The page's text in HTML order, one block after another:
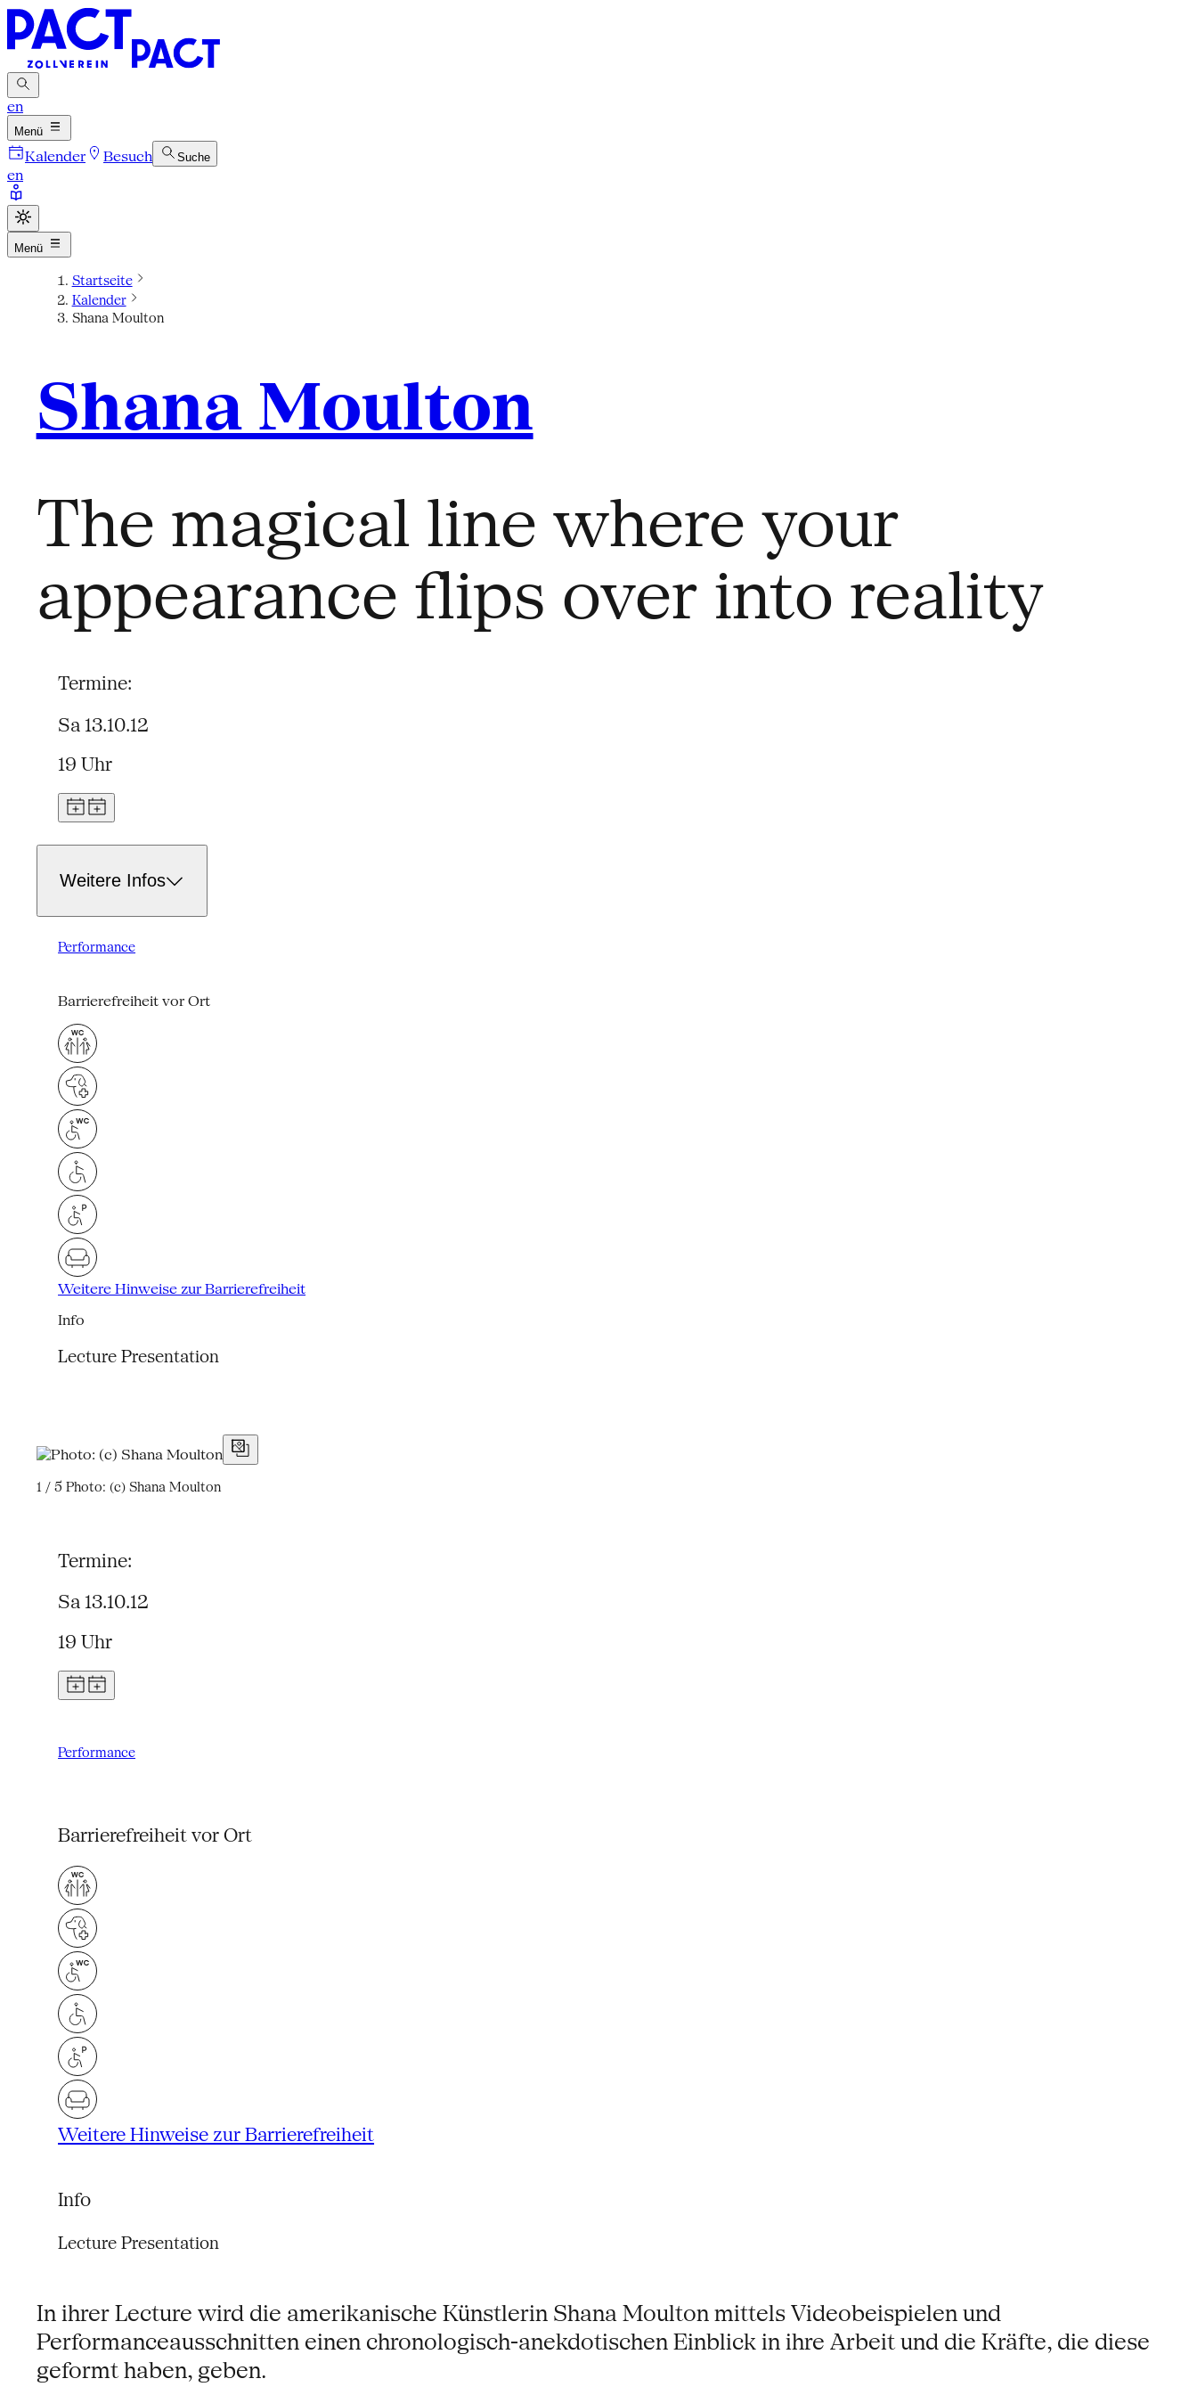
en
Menü
Kalender Besuch Suche
en
Menü
Startseite
Kalender
Shana Moulton
Shana Moulton
The magical line where your
appearance flips over into reality
Termine:
Sa 13.10.12
19 Uhr
Weitere Infos
Performance
Barrierefreiheit vor Ort
Weitere Hinweise zur Barrierefreiheit
Info
Lecture Presentation
1 / 5 Photo: (c) Shana Moulton
Termine:
Sa 13.10.12
19 Uhr
Performance
Barrierefreiheit vor Ort
Weitere Hinweise zur Barrierefreiheit
Info
Lecture Presentation
In ihrer Lecture wird die amerikanische Künstlerin Shana Moulton mittels Videobeispielen und
Performanceausschnitten einen chronologisch-anekdotischen Einblick in ihre Arbeit und die Kräfte, die diese
geformt haben, geben.